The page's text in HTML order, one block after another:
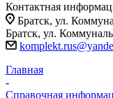
Контактная
Братск, ул.
Братск, ул.
Главная
-
Справочная